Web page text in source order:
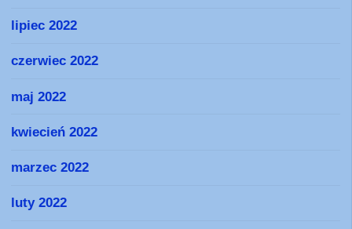
lipiec 2022
czerwiec 2022
maj 2022
kwiecień 2022
marzec 2022
luty 2022